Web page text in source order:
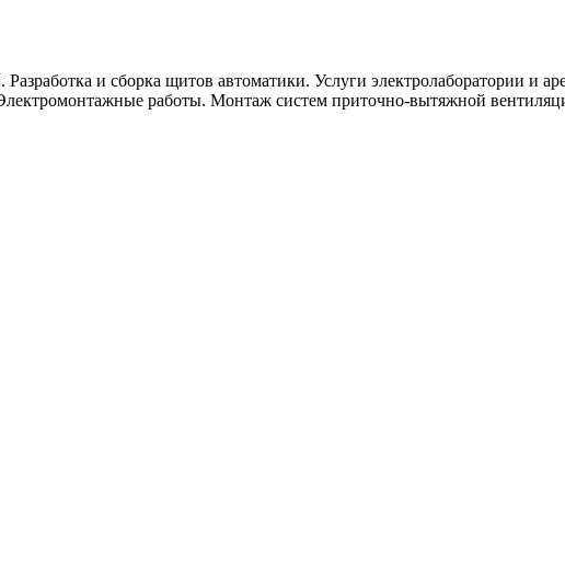
Разработка и сборка щитов автоматики. Услуги электролаборатории и
работы. Монтаж систем приточно-вытяжной